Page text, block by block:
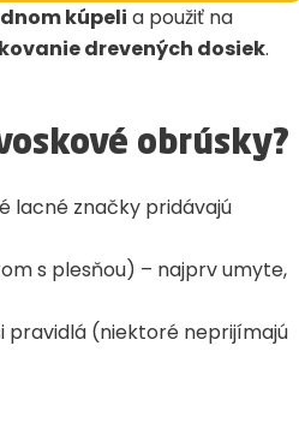
kúpeli a použiť na
drevených dosiek.
obrúsky?
lacné značky pridávajú
s plesňou) – najprv umyte,
pravidlá (niektoré neprijímajú